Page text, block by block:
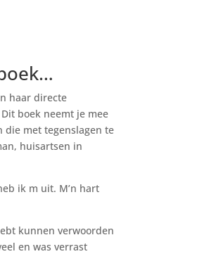
haar directe
boek neemt je mee
met tegenslagen te
huisartsen in
ik m uit. M’n hart
kunnen verwoorden
en was verrast